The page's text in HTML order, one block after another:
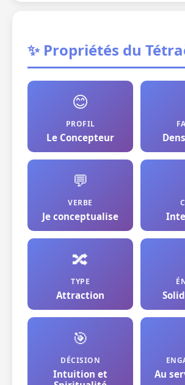
✨ Propriétés du
😊
PROFIL
Le Concepteur
💬
VERBE
Je conceptualise
🔀
TYPE
Attraction
🎯
DÉCISION
Intuition et
Au